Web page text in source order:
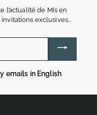
l’actualité de Mis en
exclusives…
emails in English